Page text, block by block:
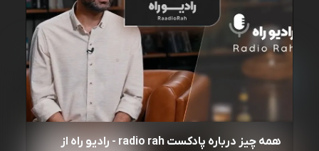
همه چیز درباره پادکست radio rah - رادیو راه از